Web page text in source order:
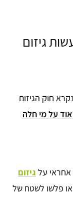
גיזום
חוק הגיזום
על מי חלה
אחראי על גיזום
או פלשו לשטח של